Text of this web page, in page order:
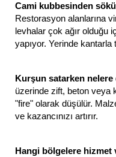
Cami kubbesinden
Restorasyon alanlarına
levhalar çok ağır olduğu
yapıyor. Yerinde kantarla
Kurşun satarken
üzerinde zift, beton veya
"fire" olarak düşülür.
ve kazancınızı artırır.
Hangi bölgelere hizmet